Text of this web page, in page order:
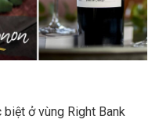
biệt ở vùng Right Bank